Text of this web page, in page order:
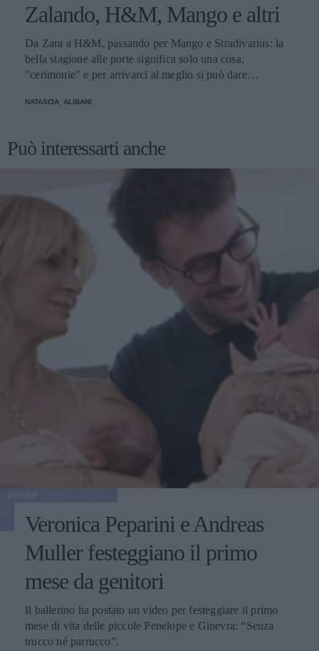
Zalando, H&M, Mango e altri
Da Zara a H&M, passando per Mango e Stradivarius: la
bella stagione alle porte significa solo una cosa,
"cerimonie" e per arrivarci al meglio si può dare
NATASCIA_ALIBANI
Può interessarti anche
Veronica Peparini e Andreas
Muller festeggiano il primo
mese da genitori
Il ballerino ha postato un video per festeggiare il primo
mese di vita delle piccole Penelope e Ginevra: “Senza
trucco né parrucco”.